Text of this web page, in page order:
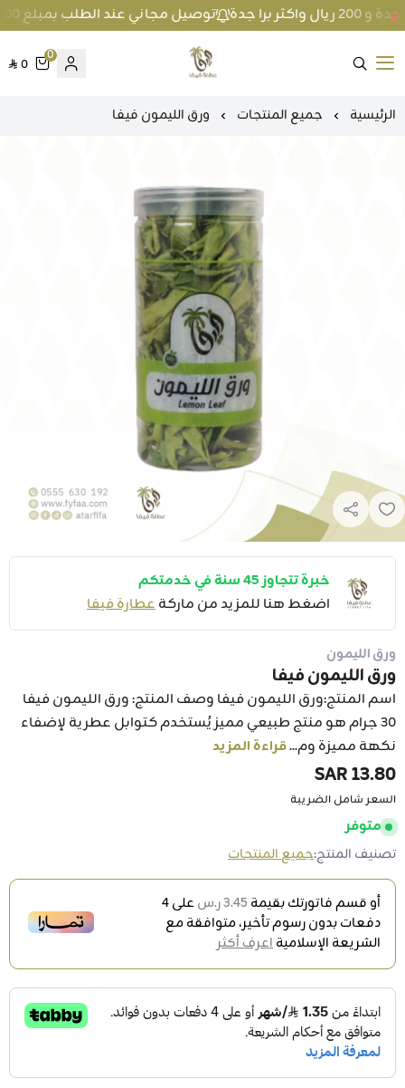
توصيل مجاني عند الطلب بمبلغ 100 ريال واكثر داخل جدة و 200 ريال واكثر برا جدة
متجر عطارة فيفا
0
0
الرئيسية جميع المنتجات ورق الليمون فيفا
خبرة تتجاوز 45 سنة في خدمتكم
اضغط هنا للمزيد من ماركةعطارة فيفا
ورق الليمون
ورق الليمون فيفا
اسم المنتج:ورق الليمون فيفا وصف المنتج: ورق الليمون فيفا
30 جرام هو منتج طبيعي مميز يُستخدم كتوابل عطرية لإضفاء
نكهة مميزة وم...قراءة المزيد
13.80 SAR
السعر شامل الضريبة
متوفر
تصنيف المنتج:جميع المنتجات
أو قسم فاتورتك بقيمة 3.45 ر.س على4
دفعات بدون رسوم تأخير، متوافقة مع
الشريعة الإسلاميةاعرف أكثر